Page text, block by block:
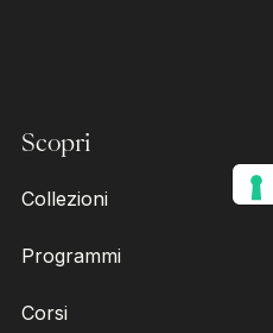
Scopri
Collezioni
Programmi
Corsi